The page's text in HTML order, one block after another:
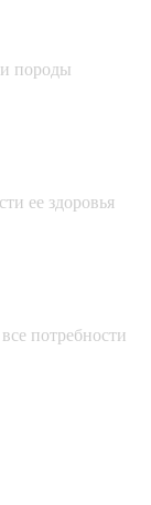
породы
ее здоровья
потребности